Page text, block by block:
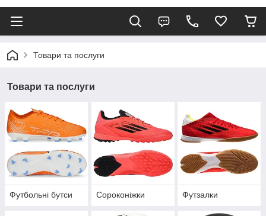
Товари та послуги
Товари та послуги
Футбольні бутси Сороконіжки Футзалки